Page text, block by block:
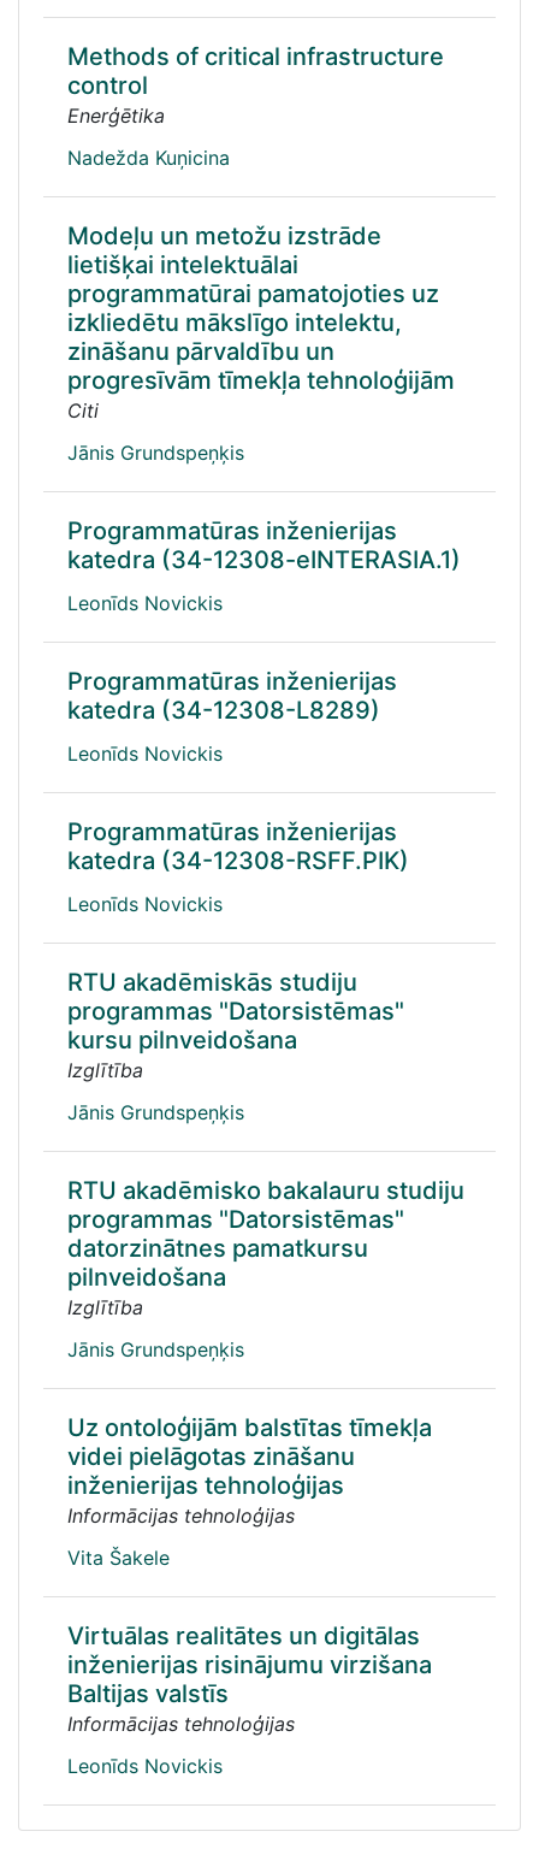
Methods of critical infrastructure
control
Enerģētika
Nadežda Kuņicina
Modeļu un metožu izstrāde
lietišķai intelektuālai
programmatūrai pamatojoties uz
izkliedētu mākslīgo intelektu,
zināšanu pārvaldību un
progresīvām tīmekļa tehnoloģijām
Citi
Jānis Grundspeņķis
Programmatūras inženierijas
katedra (34-12308-eINTERASIA.1)
Leonīds Novickis
Programmatūras inženierijas
katedra (34-12308-L8289)
Leonīds Novickis
Programmatūras inženierijas
katedra (34-12308-RSFF.PIK)
Leonīds Novickis
RTU akadēmiskās studiju
programmas "Datorsistēmas"
kursu pilnveidošana
Izglītība
Jānis Grundspeņķis
RTU akadēmisko bakalauru studiju
programmas "Datorsistēmas"
datorzinātnes pamatkursu
pilnveidošana
Izglītība
Jānis Grundspeņķis
Uz ontoloģijām balstītas tīmekļa
videi pielāgotas zināšanu
inženierijas tehnoloģijas
Informācijas tehnoloģijas
Vita Šakele
Virtuālas realitātes un digitālas
inženierijas risinājumu virzišana
Baltijas valstīs
Informācijas tehnoloģijas
Leonīds Novickis